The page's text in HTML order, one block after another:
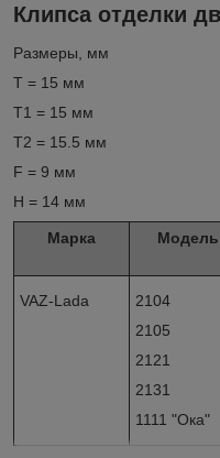
Клипса отделки
Размеры, мм
T = 15 мм
T1 = 15 мм
T2 = 15.5 мм
F = 9 мм
H = 14 мм
Марка Модель
VAZ-Lada
2104
2105
2121
2131
1111 "Ока"